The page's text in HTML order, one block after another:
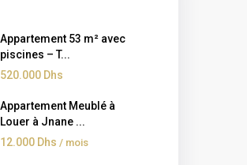
Appartement 53 m² avec
piscines – T...
520.000 Dhs
Appartement Meublé à
Louer à Jnane ...
12.000 Dhs / mois